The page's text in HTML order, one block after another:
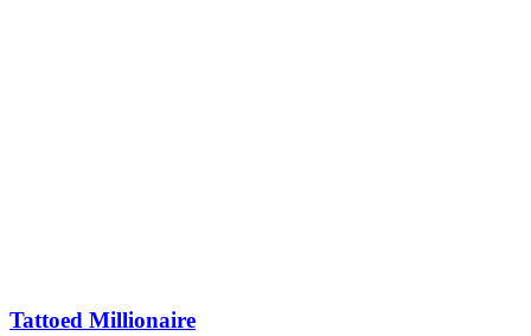
Tattoed Millionaire